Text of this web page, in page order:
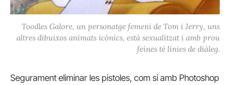
Toodles Galore, un personatge femení de Tom i Jerry, uns
altres dibuixos animats icònics, està sexualitzat i amb prou
feines té línies de diàleg.
Segurament eliminar les pistoles, com si amb Photoshop